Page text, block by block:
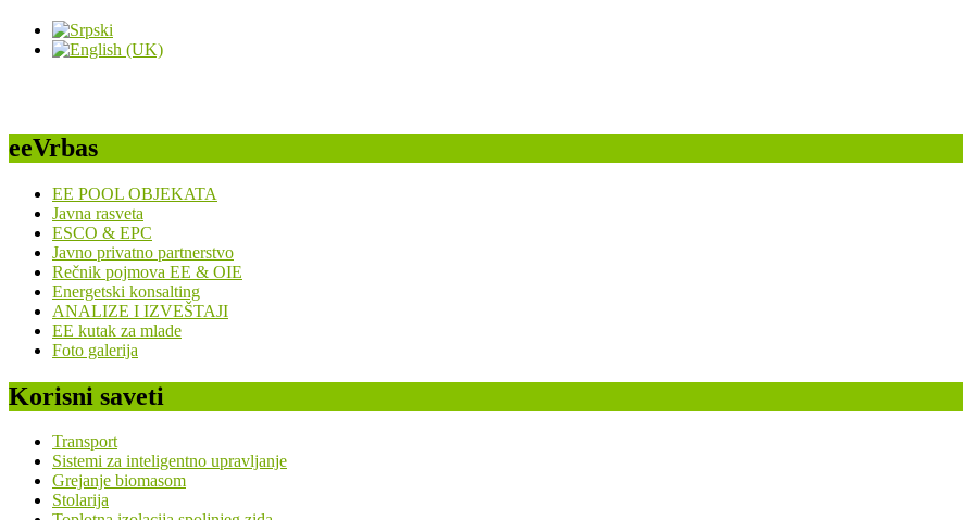
eeVrbas
EE POOL OBJEKATA
Javna rasveta
ESCO & EPC
Javno privatno partnerstvo
Rečnik pojmova EE & OIE
Energetski konsalting
ANALIZE I IZVEŠTAJI
EE kutak za mlade
Foto galerija
Korisni saveti
Transport
Sistemi za inteligentno upravljanje
Grejanje biomasom
Stolarija